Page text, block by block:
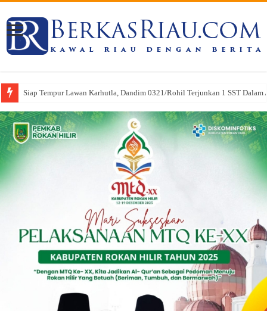
Siap Tempur Lawan Karhutla, Dandim 0321/Rohil Terjunkan 1 SST Dalam